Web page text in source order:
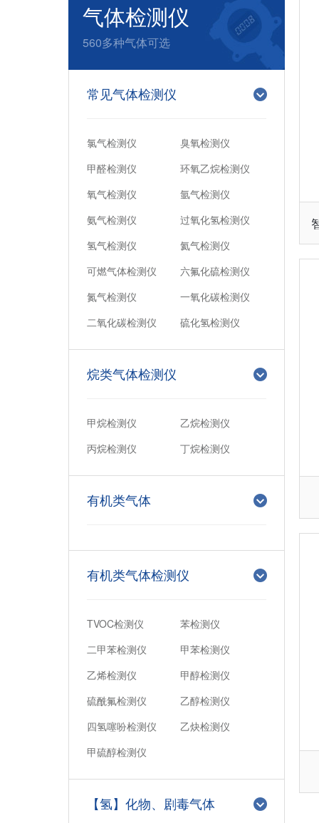
气体检测仪
560多种气体可选
常见气体检测仪
氯气检测仪
臭氧检测仪
甲醛检测仪
环氧乙烷检测仪
氧气检测仪
氩气检测仪
氨气检测仪
过氧化氢检测仪
氢气检测仪
氦气检测仪
可燃气体检测仪
六氟化硫检测仪
氮气检测仪
一氧化碳检测仪
二氧化碳检测仪
硫化氢检测仪
烷类气体检测仪
甲烷检测仪
乙烷检测仪
丙烷检测仪
丁烷检测仪
有机类气体
有机类气体检测仪
TVOC检测仪
苯检测仪
二甲苯检测仪
甲苯检测仪
乙烯检测仪
甲醇检测仪
硫酰氟检测仪
乙醇检测仪
四氢噻吩检测仪
乙炔检测仪
甲硫醇检测仪
【氢】化物、剧毒气体